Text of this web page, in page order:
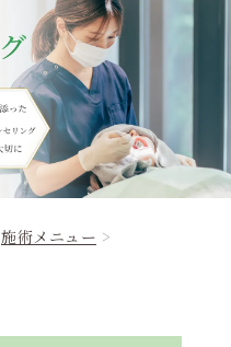
施術メニュー